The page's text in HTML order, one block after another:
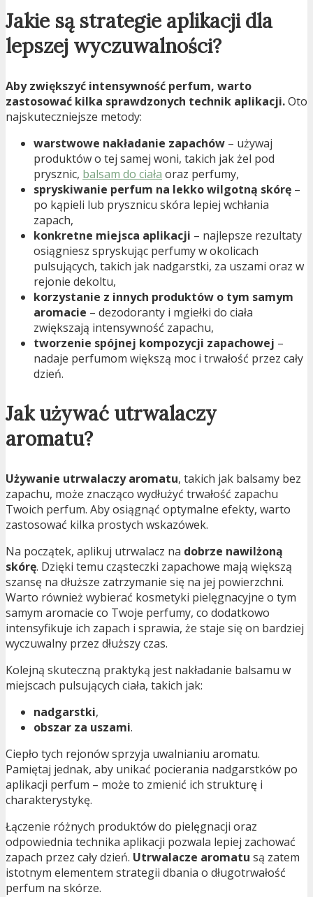
Jakie są strategie aplikacji dla
lepszej wyczuwalności?
Aby zwiększyć intensywność perfum, warto
zastosować kilka sprawdzonych technik aplikacji.Oto
najskuteczniejsze metody:
warstwowe nakładanie zapachów – używaj
produktów o tej samej woni, takich jak żel pod
prysznic, balsam do ciała oraz perfumy,
spryskiwanie perfum na lekko wilgotną skórę –
po kąpieli lub prysznicu skóra lepiej wchłania
zapach,
konkretne miejsca aplikacji – najlepsze rezultaty
osiągniesz spryskując perfumy w okolicach
pulsujących, takich jak nadgarstki, za uszami oraz w
rejonie dekoltu,
korzystanie z innych produktów o tym samym
aromacie – dezodoranty i mgiełki do ciała
zwiększają intensywność zapachu,
tworzenie spójnej kompozycji zapachowej –
nadaje perfumom większą moc i trwałość przez cały
dzień.
Jak używać utrwalaczy
aromatu?
Używanie utrwalaczy aromatu, takich jak balsamy bez
zapachu, może znacząco wydłużyć trwałość zapachu
Twoich perfum. Aby osiągnąć optymalne efekty, warto
zastosować kilka prostych wskazówek.
Na początek, aplikuj utrwalacz na dobrze nawilżoną
skórę. Dzięki temu cząsteczki zapachowe mają większą
szansę na dłuższe zatrzymanie się na jej powierzchni.
Warto również wybierać kosmetyki pielęgnacyjne o tym
samym aromacie co Twoje perfumy, co dodatkowo
intensyfikuje ich zapach i sprawia, że staje się on bardziej
wyczuwalny przez dłuższy czas.
Kolejną skuteczną praktyką jest nakładanie balsamu w
miejscach pulsujących ciała, takich jak:
nadgarstki,
obszar za uszami.
Ciepło tych rejonów sprzyja uwalnianiu aromatu.
Pamiętaj jednak, aby unikać pocierania nadgarstków po
aplikacji perfum – może to zmienić ich strukturę i
charakterystykę.
Łączenie różnych produktów do pielęgnacji oraz
odpowiednia technika aplikacji pozwala lepiej zachować
zapach przez cały dzień. Utrwalacze aromatu są zatem
istotnym elementem strategii dbania o długotrwałość
perfum na skórze.